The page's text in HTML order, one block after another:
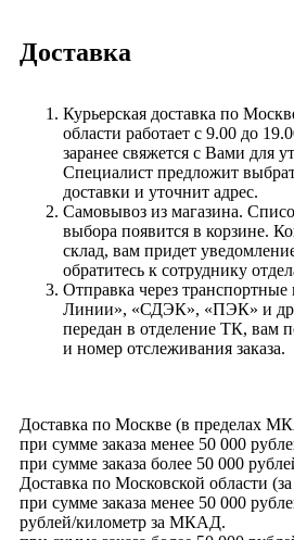
Доставка
Курьерская доставка по
области работает с 9.00 до
заранее свяжется с Вами для
Специалист предложит
доставки и уточнит адрес.
Самовывоз из магазина.
выбора появится в корзине.
склад, вам придет
обратитесь к сотруднику
Отправка через
Линии», «СДЭК», «ПЭК» и
передан в отделение ТК, вам
и номер отслеживания заказа.
Доставка по Москве (в пределах
при сумме заказа менее 50 000
при сумме заказа более 50 000
Доставка по Московской области
при сумме заказа менее 50 000
рублей/километр за МКАД.